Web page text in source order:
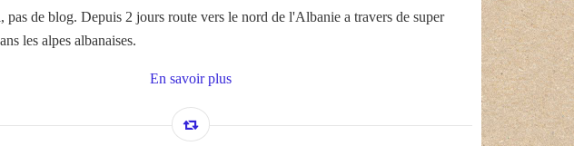
pas de blog. Depuis 2 jours route vers le nord de l'Albanie a travers de super
les alpes albanaises.
En savoir plus